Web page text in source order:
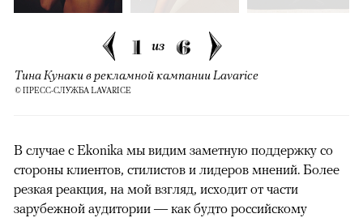
1 из 6
Тина Кунаки в рекламной кампании Lavarice
© ПРЕСС-СЛУЖБА LAVARICE
В случае с Ekonika мы видим заметную поддержку со
стороны клиентов, стилистов и лидеров мнений. Более
резкая реакция, на мой взгляд, исходит от части
зарубежной аудитории — как будто российскому